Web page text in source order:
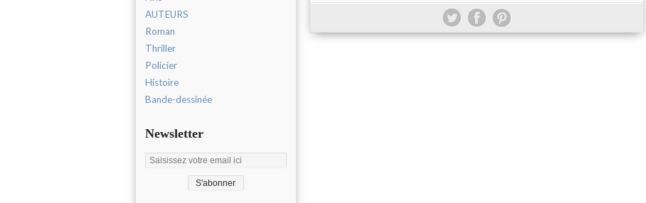
AUTEURS
Roman
Thriller
Policier
Histoire
Bande-dessinée
Newsletter